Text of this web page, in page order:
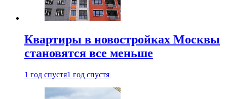
Квартиры в новостройках Москвы
становятся все меньше
1 год спустя1 год спустя